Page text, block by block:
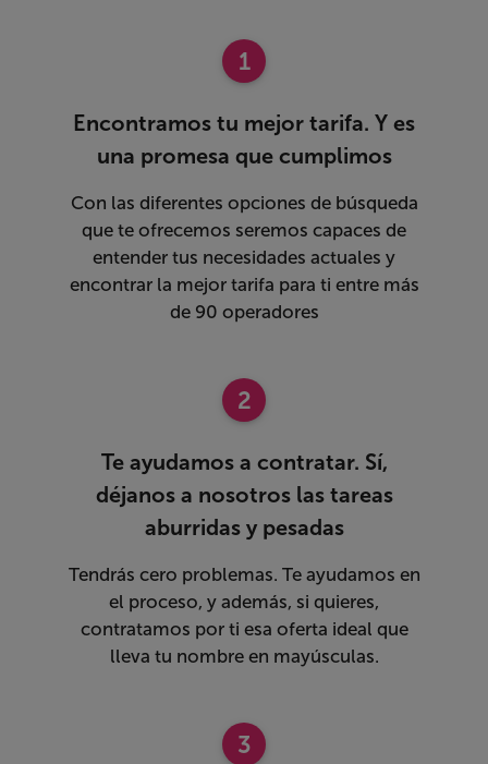
1
Encontramos tu mejor tarifa. Y es
una promesa que cumplimos
Con las diferentes opciones de búsqueda
que te ofrecemos seremos capaces de
entender tus necesidades actuales y
encontrar la mejor tarifa para ti entre más
de 90 operadores
2
Te ayudamos a contratar. Sí,
déjanos a nosotros las tareas
aburridas y pesadas
Tendrás cero problemas. Te ayudamos en
el proceso, y además, si quieres,
contratamos por ti esa oferta ideal que
lleva tu nombre en mayúsculas.
3